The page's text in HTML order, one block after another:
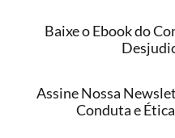
Baixe o Ebook do
Assine Nossa
Conduta e